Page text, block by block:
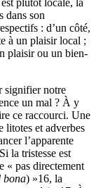
plutôt locale, la
dans son
: d’un côté,
à un plaisir local ;
plaisir ou un bien-
signifier notre
un mal ? À y
ce raccourci. Une
litotes et adverbes
l’apparente
la tristesse est
« pas directement
bona) »16, la